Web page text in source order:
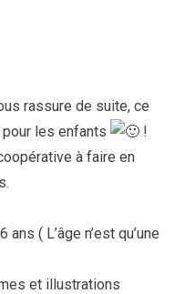
rassure de suite, ce
les enfants
!
à faire en
( L’âge n’est qu’une
et illustrations